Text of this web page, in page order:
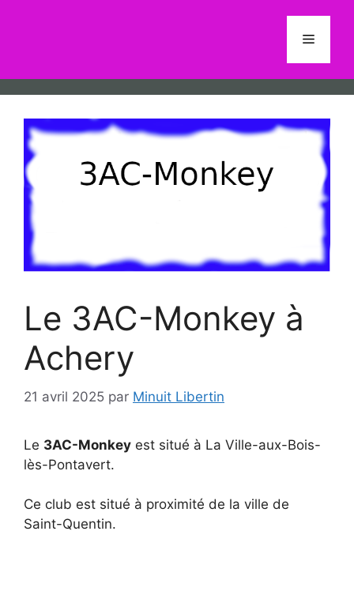
Menu
Le 3AC-Monkey à
Achery
21 avril 2025 par Minuit Libertin
Le 3AC-Monkey est situé à La Ville-aux-Bois-
lès-Pontavert.
Ce club est situé à proximité de la ville de
Saint-Quentin.